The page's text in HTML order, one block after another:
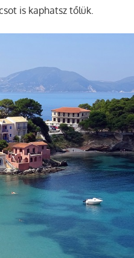
is kaphatsz tőlük.